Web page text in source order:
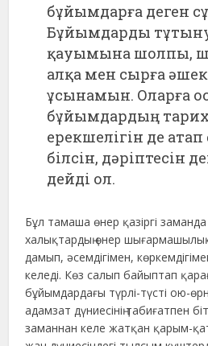
бұйымдарға деген
Бұйымдарды тұтыну
қауымына шолпы,
алқа мен сырға
ұсынамын. Оларға
бұйымдардың
ерекшелігін де
білсін, дәріптесін
дейді ол.
Бұл тамаша өнер қазіргі
халықтардың өнер
дамып, әсемдігімен,
келеді. Көз салып байыптап
бұйымдардағы түрлі-түсті ою-
адамзат дүниесінің табиғатпен
заманнан келе жатқан қарым-